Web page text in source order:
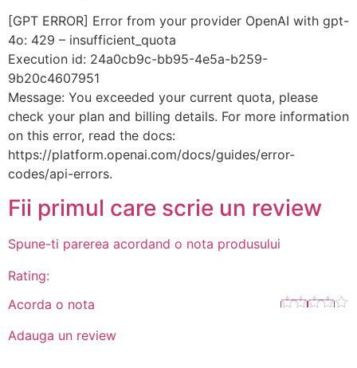
[GPT ERROR] Error from your provider OpenAI with gpt-
4o: 429 – insufficient_quota
Execution id: 24a0cb9c-bb95-4e5a-b259-
9b20c4607951
Message: You exceeded your current quota, please
check your plan and billing details. For more information
on this error, read the docs:
https://platform.openai.com/docs/guides/error-
codes/api-errors.
Fii primul care scrie un review
Spune-ti parerea acordand o nota produsului
Rating:
Acorda o nota
Adauga un review